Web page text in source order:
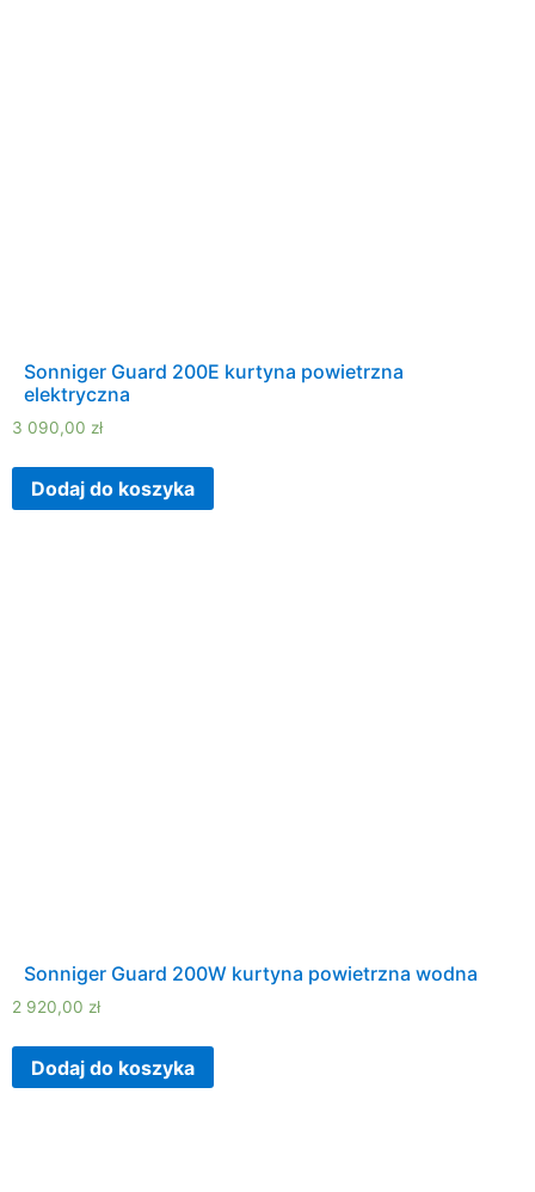
Sonniger Guard 200E kurtyna powietrzna
elektryczna
3 090,00 zł
Dodaj do koszyka
Sonniger Guard 200W kurtyna powietrzna wodna
2 920,00 zł
Dodaj do koszyka